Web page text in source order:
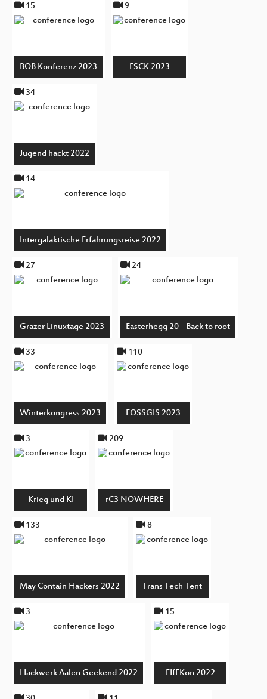
15
BOB Konferenz 2023
9
FSCK 2023
34
Jugend hackt 2022
14
Intergalaktische Erfahrungsreise 2022
27
Grazer Linuxtage 2023
24
Easterhegg 20 - Back to root
33
Winterkongress 2023
110
FOSSGIS 2023
3
Krieg und KI
209
rC3 NOWHERE
133
May Contain Hackers 2022
8
Trans Tech Tent
3
Hackwerk Aalen Geekend 2022
15
FIfFKon 2022